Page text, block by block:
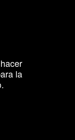
la